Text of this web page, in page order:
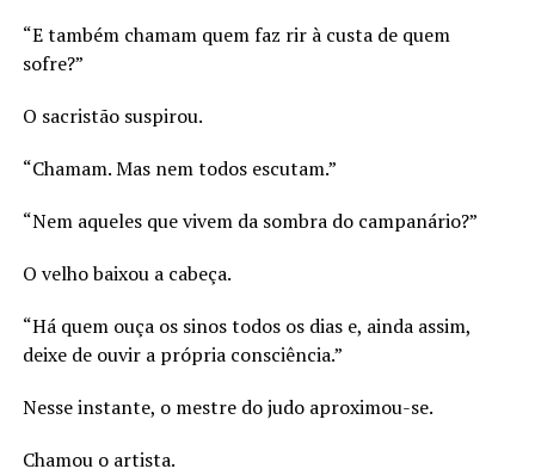
“E também chamam quem faz rir à custa de quem
sofre?”
O sacristão suspirou.
“Chamam. Mas nem todos escutam.”
“Nem aqueles que vivem da sombra do campanário?”
O velho baixou a cabeça.
“Há quem ouça os sinos todos os dias e, ainda assim,
deixe de ouvir a própria consciência.”
Nesse instante, o mestre do judo aproximou-se.
Chamou o artista.